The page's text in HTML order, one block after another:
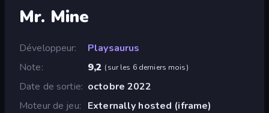
Mr. Mine
Développeur
Playsaurus
Note
9,2 (sur les 6 derniers mois)
Date de sortie octobre 2022
Moteur de jeu
Externally hosted (iframe)